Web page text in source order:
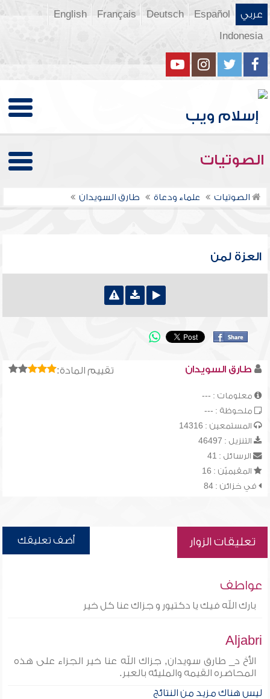
عربي Español
Deutsch
Français
English
Indonesia
الصوتيات
الصوتيات علماء ودعاة طارق السويدان
العزة لمن
تقييم المادة: طارق السويدان
معلومات : ---
ملحوظة : ---
المستمعين : 14316
التنزيل : 46497
الرسائل : 41
المقيميّن : 16
في خزائن : 84
تعليقات الزوار أضف تعليقك
عواطف
بارك الله فيك يا دكتيور و جزاك عنا كل خير
Aljabri
الأخ د_ طارق سويدان, جزاك الله عنا خير الجزاء على هذه
المحاضره القيمه والمليئه بالعبر.
ليس هناك مزيد من النتائج